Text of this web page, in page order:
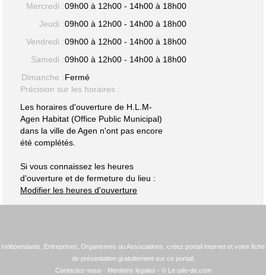
Mercredi :09h00 à 12h00 - 14h00 à 18h00
Jeudi :09h00 à 12h00 - 14h00 à 18h00
Vendredi :09h00 à 12h00 - 14h00 à 18h00
Samedi :09h00 à 12h00 - 14h00 à 18h00
Dimanche :Fermé
Précision sur les horaires :
Les horaires d'ouverture de H.L.M-
Agen Habitat (Office Public Municipal)
dans la ville de Agen n'ont pas encore
été complétés.
Si vous connaissez les heures
d'ouverture et de fermeture du lieu :
Modifier les heures d'ouverture
Indépendants, Entreprises, Organismes ou Associations, créez portail internet et votre fiche
de présentation gratuitement sur ce portail.
Contactez-nous - Mentions légales - © Le-site-de.com